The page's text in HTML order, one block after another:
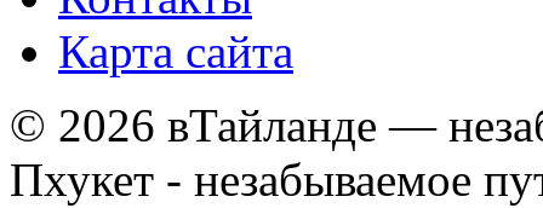
Карта сайта
© 2026 вТайланде —
Пхукет - незабываемое